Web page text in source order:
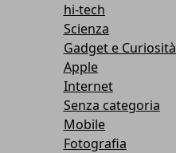
hi-tech
Scienza
Gadget e Curiosità
Apple
Internet
Senza categoria
Mobile
Fotografia